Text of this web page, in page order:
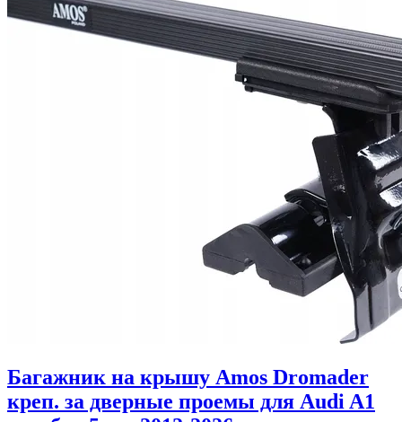
Багажник на крышу Amos Dromader
креп. за дверные проемы для Audi A1